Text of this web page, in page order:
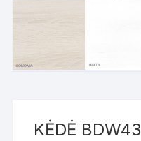
KĖDĖ BDW43